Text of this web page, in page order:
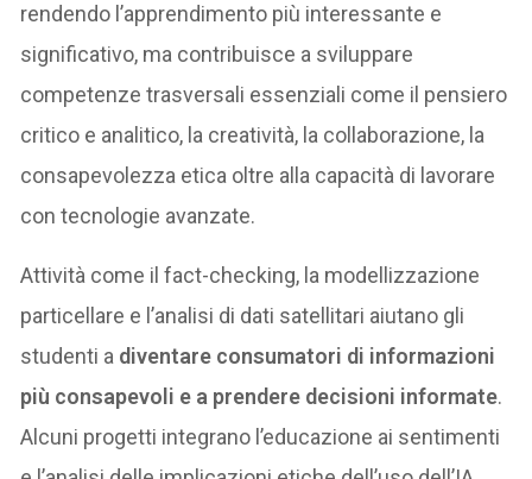
rendendo l’apprendimento più interessante e
significativo, ma contribuisce a sviluppare
competenze trasversali essenziali come il pensiero
critico e analitico, la creatività, la collaborazione, la
consapevolezza etica oltre alla capacità di lavorare
con tecnologie avanzate.
Attività come il fact-checking, la modellizzazione
particellare e l’analisi di dati satellitari aiutano gli
studenti a diventare consumatori di informazioni
più consapevoli e a prendere decisioni informate.
Alcuni progetti integrano l’educazione ai sentimenti